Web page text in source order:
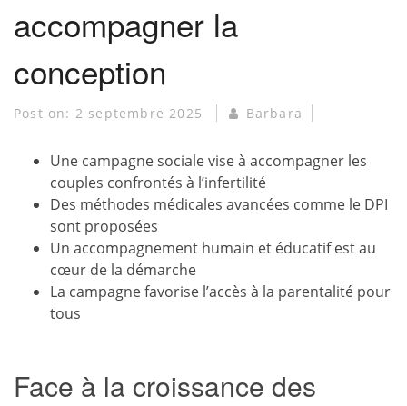
accompagner la
conception
Post on: 2 septembre 2025 Barbara
Une campagne sociale vise à accompagner les
couples confrontés à l’infertilité
Des méthodes médicales avancées comme le DPI
sont proposées
Un accompagnement humain et éducatif est au
cœur de la démarche
La campagne favorise l’accès à la parentalité pour
tous
Face à la croissance des